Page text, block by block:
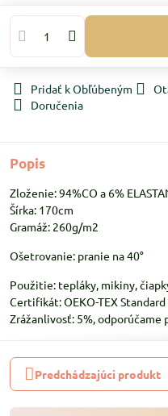
Pridať k Obľúbeným
Doručenia
Popis
Zloženie: 94%CO a 6%
Šírka: 170cm
Gramáž: 260g/m2
Ošetrovanie: pranie na 40°
Použitie: tepláky, mikiny,
Certifikát: OEKO-TEX
Zrážanlivosť: 5%,
Predchádzajúci produkt